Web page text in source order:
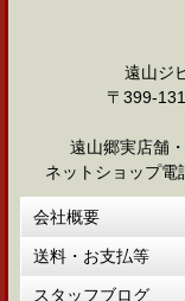
遠山ジ
〒399-
遠山郷実店舗
ネットショップ電
会社概要
送料・お支払等
スタッフブログ